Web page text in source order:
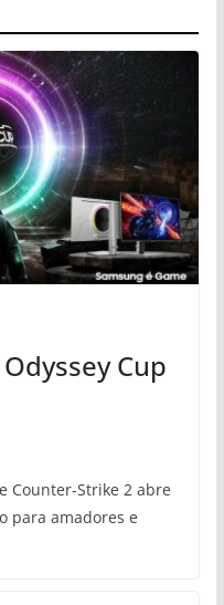
Cup
Counter-Strike 2 abre
para amadores e